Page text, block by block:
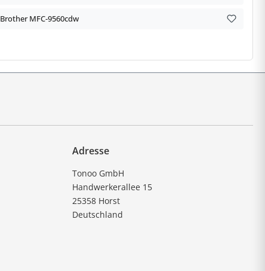
Brother MFC-9560cdw
Adresse
Tonoo GmbH
Handwerkerallee 15
25358 Horst
Deutschland